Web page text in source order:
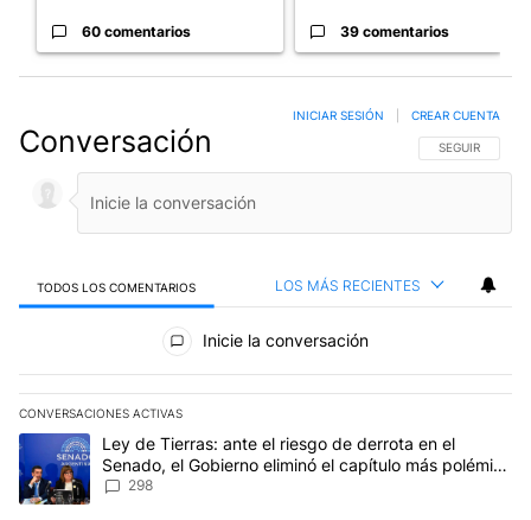
60 comentarios 39 comentarios
Conversación SIGA ESTA
SEGUIR
INICIAR SESIÓN CREAR CUENTA
TODOS LOS COMENTARIOS LOS MÁS RECIENTES
Todos los comentarios
Inicie la conversación
CONVERSACIONES ACTIVAS
Este listado muestra los artículos con más comentarios en los
Un artículo de tendencia con el título "Ley de Tierras: ante el
Ley de Tierras: ante el riesgo de derrota en el
Senado, el Gobierno eliminó el capítulo más polémico
del proyecto
298